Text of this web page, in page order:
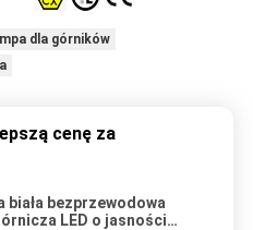
dla górników
cenę za
biała bezprzewodowa
LED o jasności